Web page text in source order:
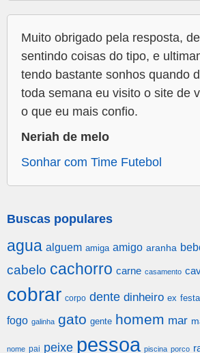
Muito obrigado pela resposta,
sentindo coisas do tipo, e
tendo bastante sonhos quando
toda semana eu visito o site de
o que eu mais confio.
Neriah de melo
Sonhar com Time Futebol
Buscas populares
agua alguem amiga amigo aranha
cabelo cachorro carne casamento
cobrar corpo dente dinheiro ex festa
fogo galinha gato gente homem mar
nome pai peixe pessoa piscina porco